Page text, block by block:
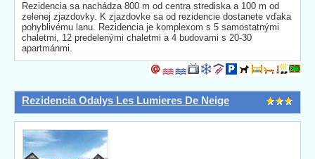
Rezidencia sa nachádza 800 m od centra strediska a 100 m od
zelenej zjazdovky. K zjazdovke sa od rezidencie dostanete vďaka
pohyblivému lanu. Rezidencia je komplexom s 5 samostatnými
chaletmi, 12 predelenými chaletmi a 4 budovami s 20-30
apartmánmi.
Rezidencia Odalys Les Lumieres De Neige